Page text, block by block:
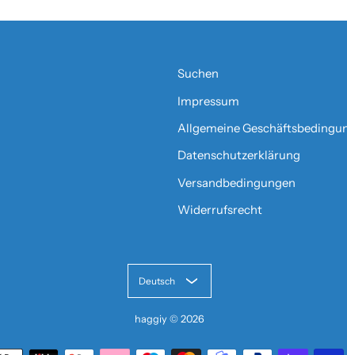
Suchen
Impressum
Allgemeine
Datenschutzerklärung
Versandbedingungen
Widerrufsrecht
Deutsch
haggiy © 2026